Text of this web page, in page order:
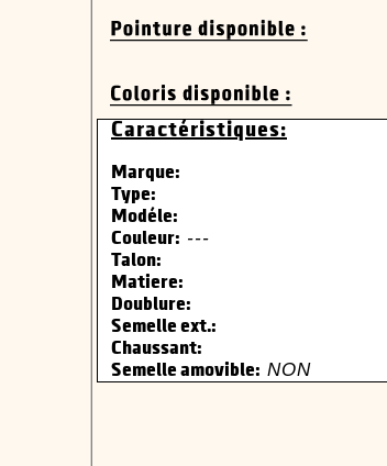
Caractéristiques:
Marque:
Type:
Modéle:
Couleur: ---
Talon:
Matiere:
Doublure:
Semelle ext.:
Chaussant:
Semelle amovible: NON